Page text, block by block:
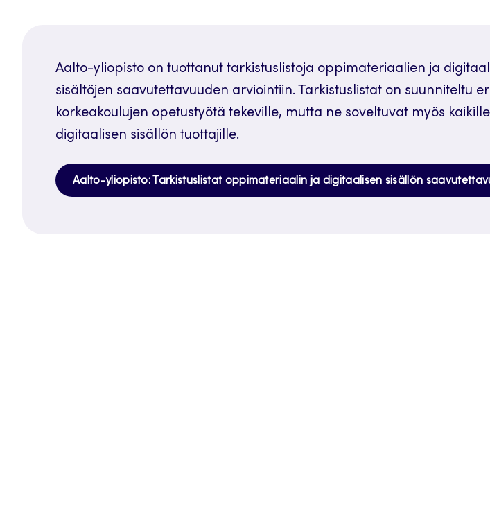
Aalto-yliopisto on tuottanut tarkistuslistoja oppimateriaalien ja
sisältöjen saavutettavuuden arviointiin. Tarkistuslistat on suunniteltu
korkeakoulujen opetustyötä tekeville, mutta ne soveltuvat myös
digitaalisen sisällön tuottajille.
Aalto-yliopisto: Tarkistuslistat oppimateriaalin ja digitaalisen sisällön